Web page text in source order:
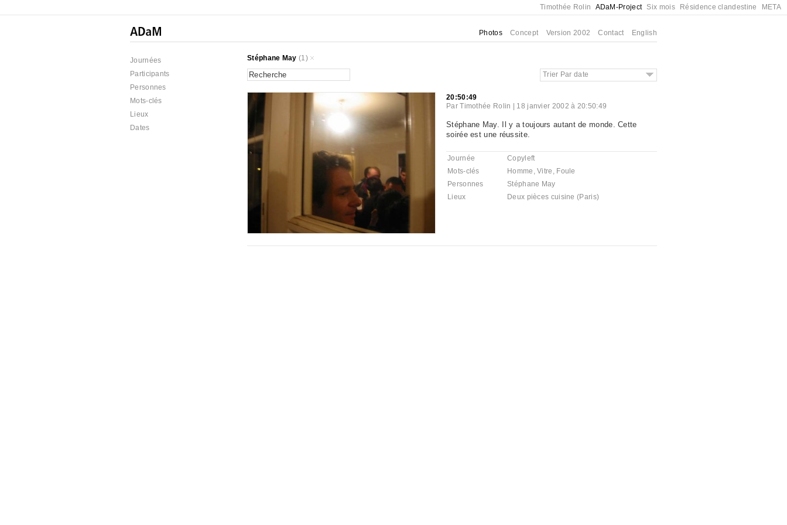
Timothée Rolin ADaM-Project Six mois Résidence clandestine META
Photos Concept Version 2002 Contact English
Journées
Participants
Personnes
Mots-clés
Lieux
Dates
Stéphane May (1)
Trier Par date
20:50:49
ParTimothée Rolin 18 janvier 2002 à 20:50:49
Stéphane May. Il y a toujours autant de monde. Cette
soirée est une réussite.
Journée
Copyleft
Mots-clés
Homme ,Vitre , Foule
Personnes
Stéphane May
Lieux
Deux pièces cuisine (Paris)